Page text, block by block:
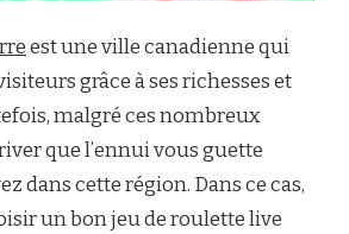
est une ville canadienne qui
grâce à ses richesses et
malgré ces nombreux
que l’ennui vous guette
dans cette région. Dans ce cas,
un bon jeu de roulette live